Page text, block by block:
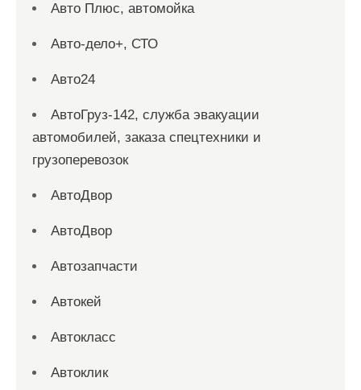
Авто Плюс, автомойка
Авто-дело+, СТО
Авто24
АвтоГруз-142, служба эвакуации
автомобилей, заказа спецтехники и
грузоперевозок
АвтоДвор
АвтоДвор
Автозапчасти
Автокей
Автокласс
Автоклик